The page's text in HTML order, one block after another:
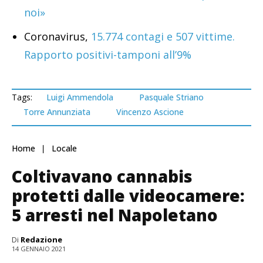
noi»
Coronavirus, 15.774 contagi e 507 vittime.
Rapporto positivi-tamponi all’9%
Tags: Luigi Ammendola
Pasquale Striano
Torre Annunziata
Vincenzo Ascione
Home Locale
Coltivavano cannabis
protetti dalle videocamere:
5 arresti nel Napoletano
Di Redazione
14 GENNAIO 2021